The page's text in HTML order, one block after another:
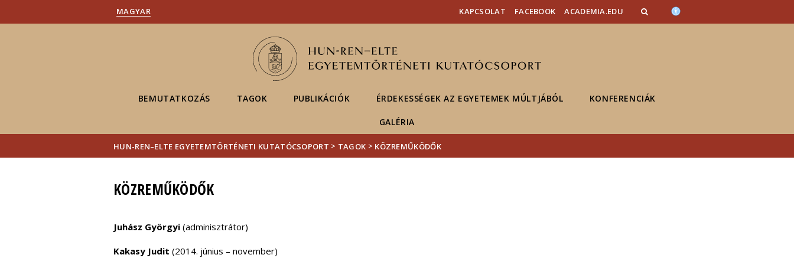
MAGYAR KAPCSOLAT FACEBOOK ACADEMIA.EDU
BEMUTATKOZÁS TAGOK PUBLIKÁCIÓK ÉRDEKESSÉGEK AZ EGYETEMEK MÚLTJÁBÓL KONFERENCIÁK
GALÉRIA
HUN-REN–ELTE EGYETEMTÖRTÉNETI KUTATÓCSOPORT > TAGOK > KÖZREMŰKÖDŐK
KÖZREMŰKÖDŐK
Juhász Györgyi (adminisztrátor)
Kakasy Judit (2014. június – november)